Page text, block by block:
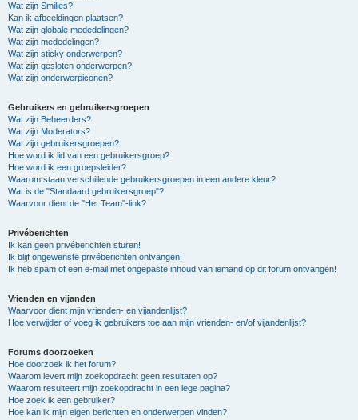
Wat zijn Smilies?
Kan ik afbeeldingen plaatsen?
Wat zijn globale mededelingen?
Wat zijn mededelingen?
Wat zijn sticky onderwerpen?
Wat zijn gesloten onderwerpen?
Wat zijn onderwerpiconen?
Gebruikers en gebruikersgroepen
Wat zijn Beheerders?
Wat zijn Moderators?
Wat zijn gebruikersgroepen?
Hoe word ik lid van een gebruikersgroep?
Hoe word ik een groepsleider?
Waarom staan verschillende gebruikersgroepen in een andere kleur?
Wat is de "Standaard gebruikersgroep"?
Waarvoor dient de "Het Team"-link?
Privéberichten
Ik kan geen privéberichten sturen!
Ik blijf ongewenste privéberichten ontvangen!
Ik heb spam of een e-mail met ongepaste inhoud van iemand op dit forum ontvangen!
Vrienden en vijanden
Waarvoor dient mijn vrienden- en vijandenlijst?
Hoe verwijder of voeg ik gebruikers toe aan mijn vrienden- en/of vijandenlijst?
Forums doorzoeken
Hoe doorzoek ik het forum?
Waarom levert mijn zoekopdracht geen resultaten op?
Waarom resulteert mijn zoekopdracht in een lege pagina?
Hoe zoek ik een gebruiker?
Hoe kan ik mijn eigen berichten en onderwerpen vinden?